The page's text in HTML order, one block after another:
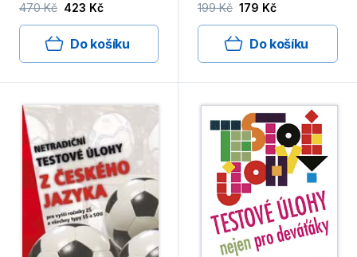
470 Kč 423 Kč
Do košíku
199 Kč 179 Kč
Do košíku